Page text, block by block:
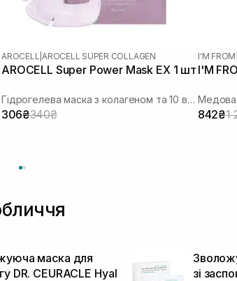
AROCELL |AROCELL SUPER COLLAGEN
AROCELL Super Power Mask EX 1 шт
Гідрогелева маска з колагеном та 10 видами гіалуронової кислоти
306₴340₴
I'M FROM
I'M
Медова
842₴1
маска для
DR. CEURACLE Hyal
зі